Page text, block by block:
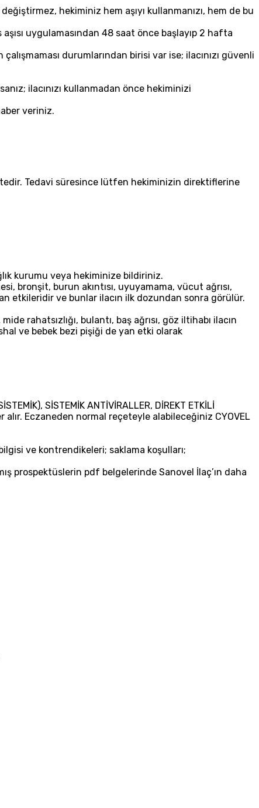
hekiminiz hem aşıyı kullanmanızı, hem de bu
uygulamasından 48 saat önce başlayıp 2 hafta
durumlarından birisi var ise; ilacınızı güvenli
ilacınızı kullanmadan önce hekiminizi
veriniz.
Tedavi süresince lütfen hekiminizin direktiflerine
kurumu veya hekiminize bildiriniz.
bronşit, burun akıntısı, uyuyamama, vücut ağrısı,
etkileridir ve bunlar ilacın ilk dozundan sonra görülür.
rahatsızlığı, bulantı, baş ağrısı, göz iltihabı ilacın
ve bebek bezi pişiği de yan etki olarak
SİSTEMİK ANTİVİRALLER, DİREKT ETKİLİ
alır. Eczaneden normal reçeteyle alabileceğiniz CYOVEL
ve kontrendikeleri; saklama koşulları;
prospektüslerin pdf belgelerinde Sanovel İlaç’ın daha